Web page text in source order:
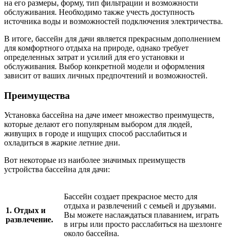
на его размеры, форму, тип фильтрации и возможности
обслуживания. Необходимо также учесть доступность
источника воды и возможностей подключения электричества.
В итоге, бассейн для дачи является прекрасным дополнением
для комфортного отдыха на природе, однако требует
определенных затрат и усилий для его установки и
обслуживания. Выбор конкретной модели и оформления
зависит от ваших личных предпочтений и возможностей.
Преимущества
Установка бассейна на даче имеет множество преимуществ,
которые делают его популярным выбором для людей,
живущих в городе и ищущих способ расслабиться и
охладиться в жаркие летние дни.
Вот некоторые из наиболее значимых преимуществ
устройства бассейна для дачи:
1. Отдых и
развлечение.
Бассейн создает прекрасное место для
отдыха и развлечений с семьей и друзьями.
Вы можете наслаждаться плаванием, играть
в игры или просто расслабиться на шезлонге
около бассейна.